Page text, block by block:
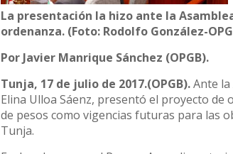
​La presentación la hizo ante la
ordenanza. (Foto: Rodolfo González-
Por Javier Manrique Sánchez (OPGB).
Tunja, 17 de julio de 2017.(OPGB).Ante la
Elina Ulloa Sáenz, presentó el proyecto de
de pesos como vigencias futuras para las
Tunja.